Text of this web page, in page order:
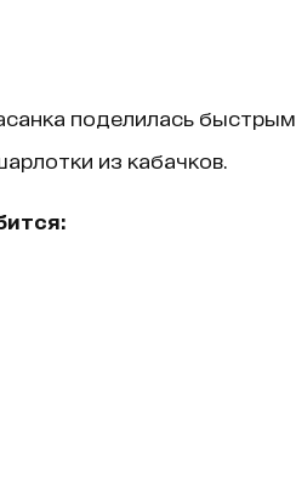
поделилась быстрым
из кабачков.